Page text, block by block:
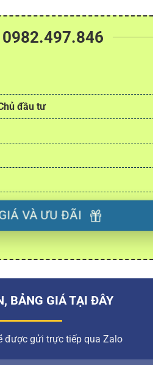
0982.497.846
đầu tư
VÀ ƯU ĐÃI
BẢNG GIÁ TẠI ĐÂY
được gửi trực tiếp qua Zalo